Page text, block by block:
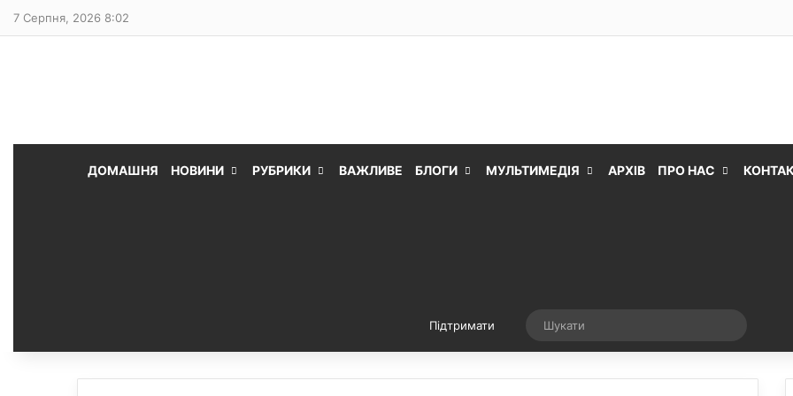
7 Серпня, 2026 8:02
ДОМАШНЯ НОВИНИ РУБРИКИ ВАЖЛИВЕ БЛОГИ МУЛЬТИМЕДІЯ АРХІВ ПРО НАС
Підтримати Випадкова стаття